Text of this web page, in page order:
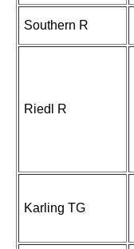
Southern R
Riedl R
Karling TG